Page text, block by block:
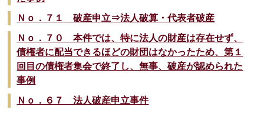
Ｎｏ．７１ 破産申立⇒法人破算・代表者破産
Ｎｏ．７０ 本件では、特に法人の財産は存在せず、
債権者に配当できるほどの財団はなかったため、第１
回目の債権者集会で終了し、無事、破産が認められた
事例
Ｎｏ．６７ 法人破産申立事件